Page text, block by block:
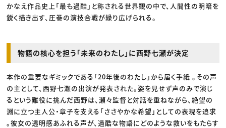
かなえ作品史上「最も過酷」と称される世界観の中で、人間性の明暗を
鋭く描き出す、圧巻の演技合戦が繰り広げられる。
物語の核心を担う「未来のわたし」に西野七瀬が決定
本作の重要なギミックである「20年後のわたし」から届く手紙 。その声
の主として、西野七瀬の出演が発表された。姿を見せず声のみで演じ
るという難役に挑んだ西野は、瀬々監督と対話を重ねながら、絶望の
淵に立つ主人公・章子を支える「ささやかな希望」としての表現を追求
。彼女の透明感あふれる声が、過酷な物語にどのような救いをもたらす